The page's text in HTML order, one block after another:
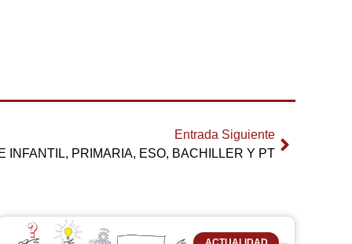
Entrada Siguiente
INFANTIL, PRIMARIA, ESO, BACHILLER Y PT